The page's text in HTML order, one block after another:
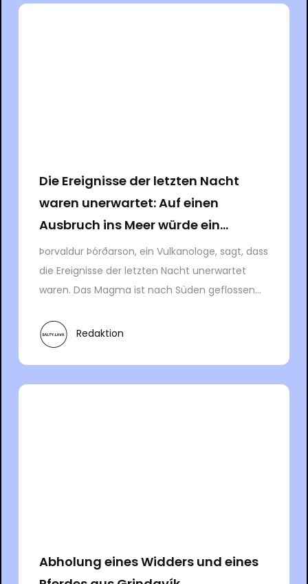
Die Ereignisse der letzten Nacht
waren unerwartet: Auf einen
Ausbruch ins Meer würde ein...
Þorvaldur Þórðarson, ein Vulkanologe, sagt, dass
die Ereignisse der letzten Nacht unerwartet
waren. Das Magma ist nach Süden geflossen...
Redaktion
Abholung eines Widders und eines